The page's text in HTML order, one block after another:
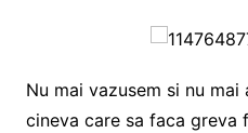
Nu mai vazusem si nu
cineva care sa faca greva